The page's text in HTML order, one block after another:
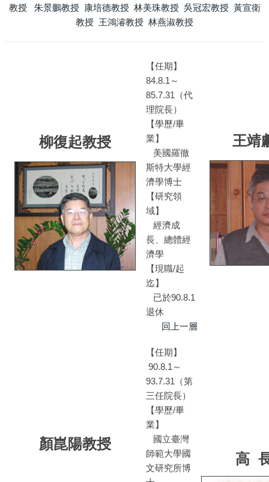
教授
朱景鵬教授 康培德教授 林美珠教授 吳冠宏教授 黃宣衛
教授 王鴻濬教授 林燕淑教授
柳復起教授
【任期】
84.8.1～
85.7.31（代
理院長）
【學歷/畢
業】
美國羅徹
斯特大學經
濟學博士
【研究領
域】
經濟成
長、總體經
濟學
【現職/起
迄】
已於90.8.1
退休
回上一層
王靖
顏崑陽教授
【任期】
90.8.1～
93.7.31（第
三任院長）
【學歷/畢
業】
國立臺灣
師範大學國
文研究所博
高